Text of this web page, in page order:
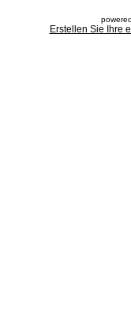
Erstellen Sie Ihre